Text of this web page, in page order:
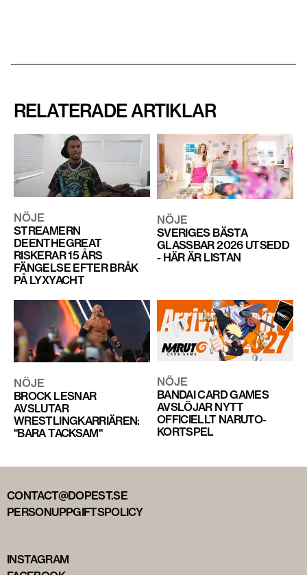
RELATERADE ARTIKLAR
NÖJE
STREAMERN
DEENTHEGREAT
RISKERAR 15 ÅRS
FÄNGELSE EFTER BRÅK
PÅ LYXYACHT
NÖJE
SVERIGES BÄSTA
GLASSBAR 2026 UTSEDD
- HÄR ÄR LISTAN
NÖJE
BROCK LESNAR
AVSLUTAR
WRESTLINGKARRIÄREN:
"BARA TACKSAM"
NÖJE
BANDAI CARD GAMES
AVSLÖJAR NYTT
OFFICIELLT NARUTO-
KORTSPEL
CONTACT@DOPEST.SE
PERSONUPPGIFTSPOLICY
INSTAGRAM